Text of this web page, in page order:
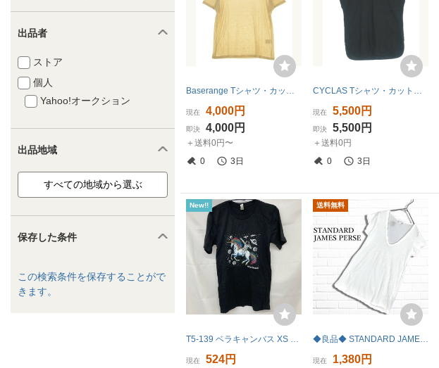
出品者
ストア
個人
Yahoo!オークション
出品地域
保存した条件
この検索条件を保存することがで
きます。
Baserange Tシャツ・カットソー レディース ベースレンジ 中古 古着
現在 4,000円
即決 4,000円
＋送料0円〜
0
3日
CYCLAS Tシャツ・カットソー レディース シクラス 中古 古着
現在 5,500円
即決 5,500円
＋送料0円
0
3日
New!!
T5-139 ベラキャンバス XS アメリカ古着 半袖 コットン プリント Tシャツ ブラック BELLA+CANVAS レディース
現在 524円
送料無料
◆良品◆ STANDARD JAMES PERSE ジェームスパース トゥモローランド WEK3182 半袖 Tシャツ カットソー 白 ホワイト レディース 5376D◎
現在 1,380円